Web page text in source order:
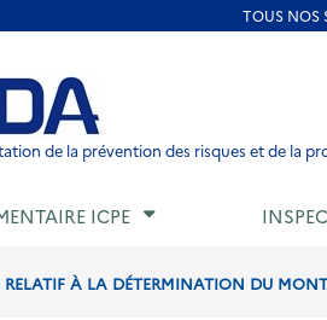
de page
de la prévention des risques et de la
ICPE
À LA DÉTERMINATION DU